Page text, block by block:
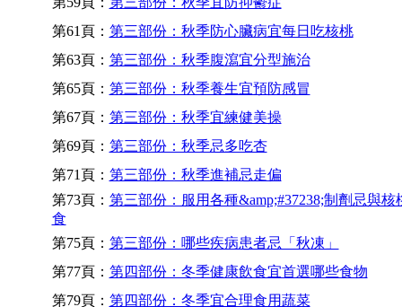
第61頁： 第三部份：秋季防心臟病宜每日吃核桃
第63頁： 第三部份：秋季腹瀉宜分型施治
第65頁： 第三部份：秋季養生宜預防感冒
第67頁： 第三部份：秋季宜練健美操
第69頁： 第三部份：秋季忌多吃杏
第71頁： 第三部份：秋季進補忌走偏
第73頁： 第三部份：服用各種&amp;#37238;制劑忌與核
食
第75頁： 第三部份：哪些疾病患者忌「秋凍」
第77頁： 第四部份：冬季健康飲食宜首選哪些食物
第79頁： 第四部份：冬季宜合理食用蔬菜